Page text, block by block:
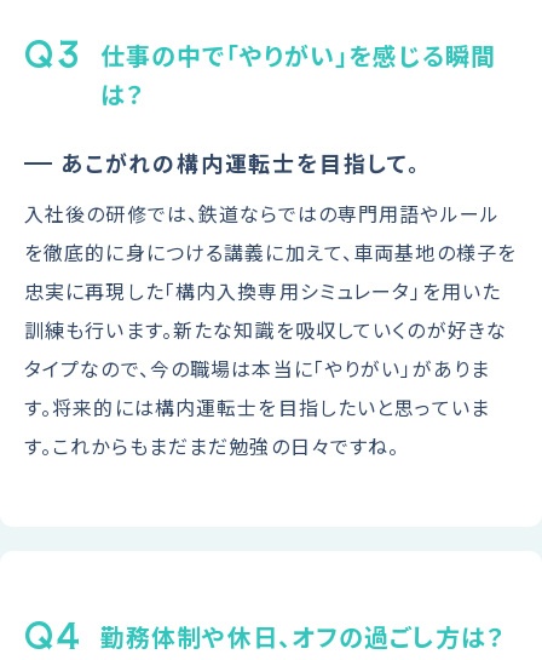
Q3
仕事の中で「やりがい」を感じる瞬間
は？
あこがれの構内運転士を目指して。
入社後の研修では、鉄道ならではの専門用語やルール
を徹底的に身につける講義に加えて、車両基地の様子を
忠実に再現した「構内入換専用シミュレータ」を用いた
訓練も行います。新たな知識を吸収していくのが好きな
タイプなので、今の職場は本当に「やりがい」がありま
す。将来的には構内運転士を目指したいと思っていま
す。これからもまだまだ勉強の日々ですね。
Q4 勤務体制や休日、オフの過ごし方は？